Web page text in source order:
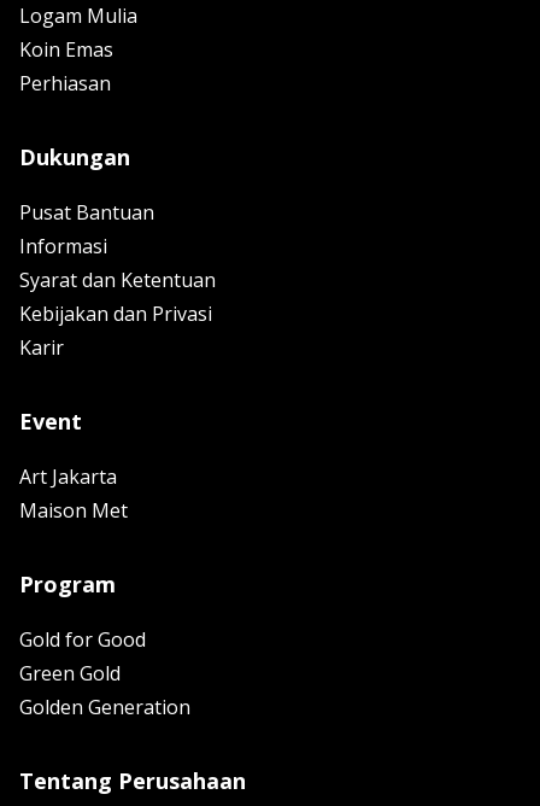
Logam Mulia
Koin Emas
Perhiasan
Dukungan
Pusat Bantuan
Informasi
Syarat dan Ketentuan
Kebijakan dan Privasi
Karir
Event
Art Jakarta
Maison Met
Program
Gold for Good
Green Gold
Golden Generation
Tentang Perusahaan